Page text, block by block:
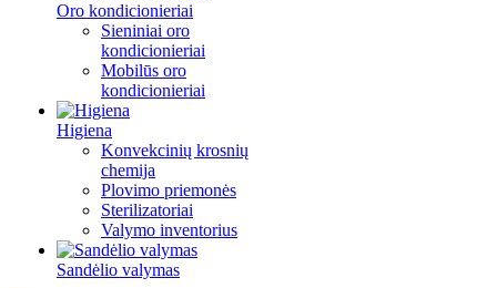
Oro kondicionieriai
Sieniniai oro
kondicionieriai
Mobilūs oro
kondicionieriai
Higiena
Konvekcinių krosnių
chemija
Plovimo priemonės
Sterilizatoriai
Valymo inventorius
Sandėlio valymas